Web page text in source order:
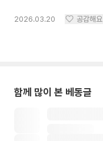
2026.03.20 공감해요
함께 많이 본 베동글